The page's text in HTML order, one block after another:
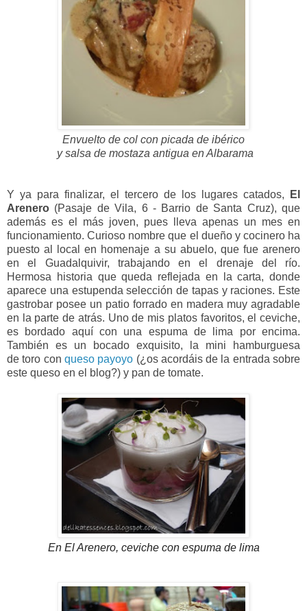
Envuelto de col con picada de ibérico
y salsa de mostaza antigua en Albarama
Y ya para finalizar, el tercero de los lugares catados,
El
Arenero (Pasaje de Vila, 6 - Barrio de Santa Cruz), que
además es el más joven, pues lleva apenas un mes en
funcionamiento. Curioso nombre que el dueño y cocinero ha
puesto al local
en homenaje a su abuelo, que fue arenero
en el Guadalquivir, trabajando en el drenaje del río.
Hermosa historia que queda reflejada en la carta, donde
aparece una estupenda selección de tapas y raciones. Este
gastrobar posee un patio forrado en madera muy agradable
en la parte de atrás. Uno de mis platos favoritos, el ceviche,
es bordado aquí con una espuma de lima por encima.
También es un bocado exquisito, la mini hamburguesa
de toro con queso payoyo (¿os acordáis de la entrada sobre
este queso en el blog?) y pan de tomate.
En El Arenero, ceviche con espuma de lima